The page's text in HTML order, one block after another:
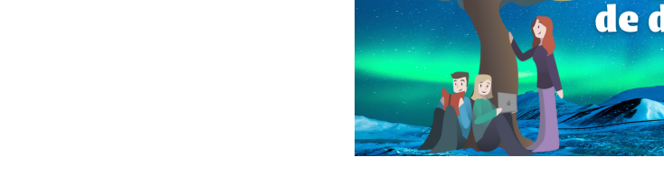
La Salle en el mundo
Vocación lasaliana